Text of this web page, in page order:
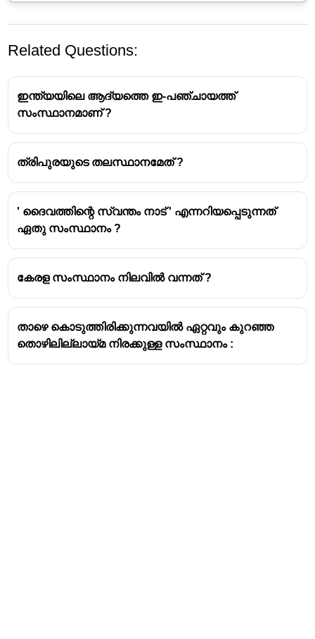
West Bengal is the largest rice producing state
in India.
due to its favorable climate and topography.
follows:
Punjab
Tamil Nadu
Andhra Pradesh
Related Questions:
ഇന്ത്യയിലെ ആദ്യത്തെ ഇ-പഞ്ചായത്ത്
സംസ്ഥാനമാണ് ?
ത്രിപുരയുടെ തലസ്ഥാനമേത് ?
' ദൈവത്തിന്റെ സ്വന്തം നാട് ' എന്നറിയപ്പെടുന്നത്
ഏതു സംസ്ഥാനം ?
കേരള സംസ്ഥാനം നിലവിൽ വന്നത് ?
താഴെ കൊടുത്തിരിക്കുന്നവയിൽ ഏറ്റവും കുറഞ്ഞ
തൊഴിലില്ലായ്മ നിരക്കുള്ള സംസ്ഥാനം :